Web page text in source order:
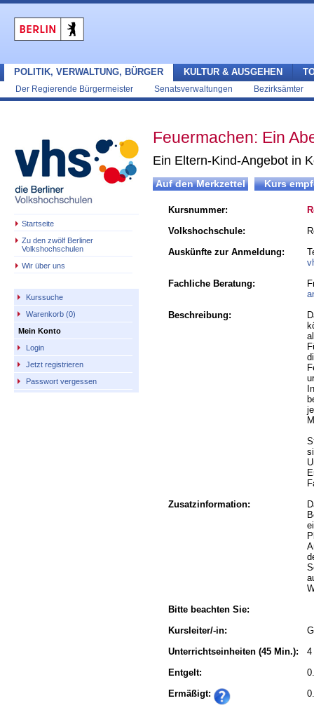
POLITIK, VERWALTUNG, BÜRGER
Der Regierende Bürgermeister Senatsverwaltungen Bezirksämter
KULTUR & AUSGEHEN
Startseite
Zu den zwölf Berliner
Volkshochschulen
Wir über uns
Kurssuche
Warenkorb (0)
Mein Konto
Login
Jetzt registrieren
Passwort vergessen
Feuermachen: Ein
Ein Eltern-Kind-Angebot in
Kursnummer:
Volkshochschule:
Auskünfte zur Anmeldung:
Fachliche Beratung:
Beschreibung:
Zusatzinformation:
Bitte beachten Sie:
Kursleiter/-in:
Unterrichtseinheiten (45 Min.):
4
Entgelt:
Ermäßigt: